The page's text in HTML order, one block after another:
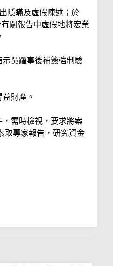
隱瞞及虛假陳述；於
關報告中虛假地將宏業
吳躍事後補簽強制驗
財產。
需時檢視，要求將案
取專家報告，研究資金